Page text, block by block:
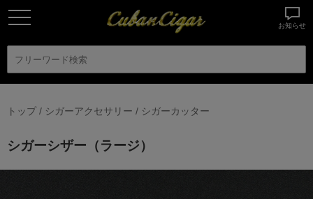
お知らせ
トップ/ シガーアクセサリー / シガーカッター
シガーシザー（ラージ）